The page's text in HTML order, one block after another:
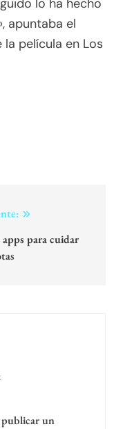
lo ha hecho
apuntaba el
película en Los
para cuidar
un